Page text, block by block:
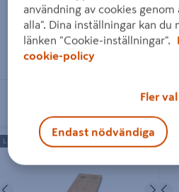
Läs mer
YTTERPANEL 22X170X3000 G4-2
Föregående Nästa
Längd: 3000mm
användning av cookies
alla". Dina inställningar kan du
länken "Cookie-inställningar".
cookie-policy
Fler val
Endast nödvändiga